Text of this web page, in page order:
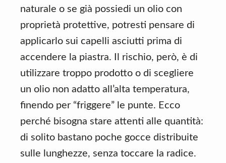
naturale o se già possiedi un olio con
proprietà protettive, potresti pensare di
applicarlo sui capelli asciutti prima di
accendere la piastra. Il rischio, però, è di
utilizzare troppo prodotto o di scegliere
un olio non adatto all’alta temperatura,
finendo per “friggere” le punte. Ecco
perché bisogna stare attenti alle quantità:
di solito bastano poche gocce distribuite
sulle lunghezze, senza toccare la radice.